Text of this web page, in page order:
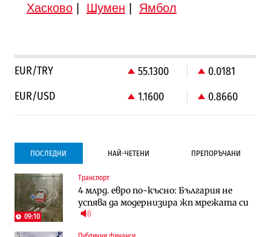
Хасково| Шумен Ямбол
EUR/TRY 55.1300
0.0181
EUR/USD
1.1600 0.8660
ПОСЛЕДНИ НАЙ-ЧЕТЕНИ ПРЕПОРЪЧАНИ
09:10
Транспорт
4 млрд. евро по-късно: България не
успява да модернизира жп мрежата си
Градоустройство
Столична община избра изпълнител за
преместването на трамвайното
трасе по бул. „Скобелев“
Компании
Vivacom предлага над 150 устройства с
90% отстъпка през август